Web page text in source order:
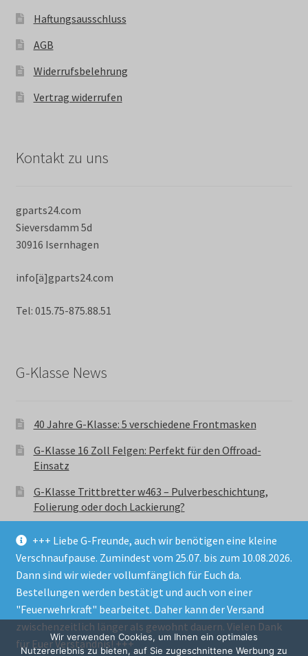
+++ Liebe G-Freunde, auch wir benötigen eine kleine
Verschnaufpause. Zumindest vom 25.07. bis zum 10.08.2026.
Dann sind wir wieder vollumfänglich für Euch da.
Bestellungen werden bestätigt und auch von einer
"Feuerwehrkraft" bearbeitet. Daher kann der Versand
zwischenzeitlich länger als gewohnt dauern. Vielen Dank
für Euer Verständnis! +++
Haftungsausschluss
AGB
Widerrufsbelehrung
Vertrag widerrufen
Kontakt zu uns
gparts24.com
Sieversdamm 5d
30916 Isernhagen
info[ä]gparts24.com
Tel: 015.75-875.88.51
G-Klasse News
40 Jahre G-Klasse: 5 verschiedene Frontmasken
G-Klasse 16 Zoll Felgen: Perfekt für den Offroad-
Einsatz
G-Klasse Trittbretter w463 – Pulverbeschichtung,
Folierung oder doch Lackierung?
© GParts24 - G-Klasse w463 Trittbretter, Felgen,
Ersatzteile & Zubebehör.
Datenschutzerklärung
Wir verwenden Cookies, um Ihnen ein optimales
Nutzererlebnis zu bieten, auf Sie zugeschnittene Werbung zu